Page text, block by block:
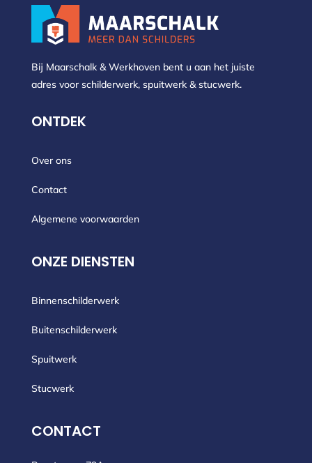
Bij Maarschalk & Werkhoven bent u aan het juiste
adres voor schilderwerk, spuitwerk & stucwerk.
ONTDEK
Over ons
Contact
Algemene voorwaarden
ONZE DIENSTEN
Binnenschilderwerk
Buitenschilderwerk
Spuitwerk
Stucwerk
CONTACT